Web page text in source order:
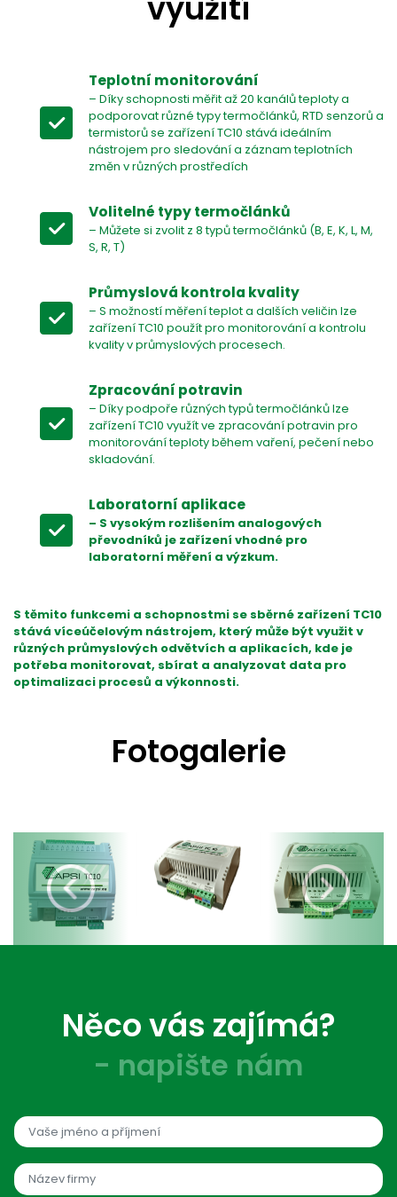
Teplotní monitorování
– Díky schopnosti měřit až 20 kanálů teploty a
podporovat různé typy termočlánků, RTD senzorů a
termistorů se zařízení TC10 stává ideálním
nástrojem pro sledování a záznam teplotních
změn v různých prostředích
Volitelné typy termočlánků
– Můžete si zvolit z 8 typů termočlánků (B, E, K, L, M,
S, R, T)
Průmyslová kontrola kvality
– S možností měření teplot a dalších veličin lze
zařízení TC10 použít pro monitorování a kontrolu
kvality v průmyslových procesech.
Zpracování potravin
– Díky podpoře různých typů termočlánků lze
zařízení TC10 využít ve zpracování potravin pro
monitorování teploty během vaření, pečení nebo
skladování.
Laboratorní aplikace
– S vysokým rozlišením analogových
převodníků je zařízení vhodné pro
laboratorní měření a výzkum.
S těmito funkcemi a schopnostmi se sběrné zařízení TC10
stává víceúčelovým nástrojem, který může být využit v
různých průmyslových odvětvích a aplikacích, kde je
potřeba monitorovat, sbírat a analyzovat data pro
optimalizaci procesů a výkonnosti.
Fotogalerie
Previous Next
Něco vás zajímá?
- napište nám